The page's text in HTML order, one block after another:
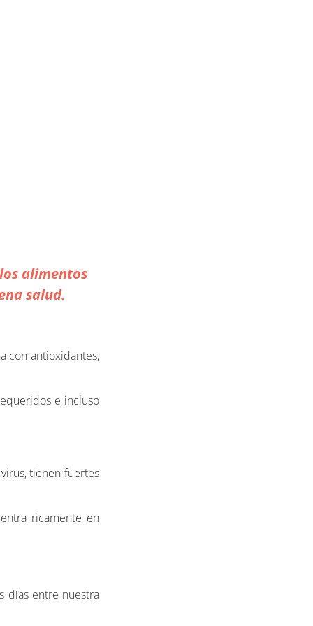
alimentos
salud.
con antioxidantes,
e incluso
tienen fuertes
ricamente en
días entre nuestra